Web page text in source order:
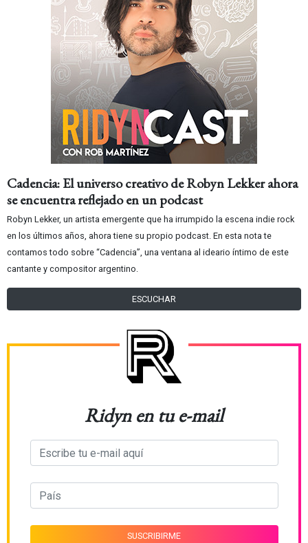
Cadencia: El universo creativo de Robyn Lekker ahora
se encuentra reflejado en un podcast
Robyn Lekker, un artista emergente que ha irrumpido la escena indie rock
en los últimos años, ahora tiene su propio podcast. En esta nota te
contamos todo sobre “Cadencia”, una ventana al ideario íntimo de este
cantante y compositor argentino.
ESCUCHAR
Ridyn en tu e-mail